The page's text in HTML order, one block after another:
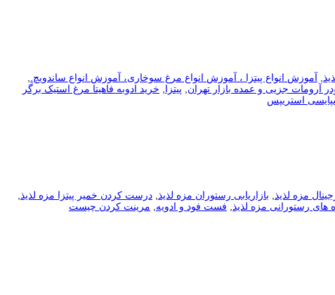
, آموزش انواع پیتزا ، آموزش انواع مرغ سوخاری، آموزش انواع ساندویچ.,
آرومات جزیی و عمده بازار تهران, پیتزا, خرید ادوبه فاهیتا مرغ استیک برگر
استریپس
مزه لذیذ بازاریابی رستوران مزه لذیذ درست کردن خمیر پیتزا مزه لذیذ
رستورانی مزه لذیذ فست فود و ادویه مرینت کردن چیست